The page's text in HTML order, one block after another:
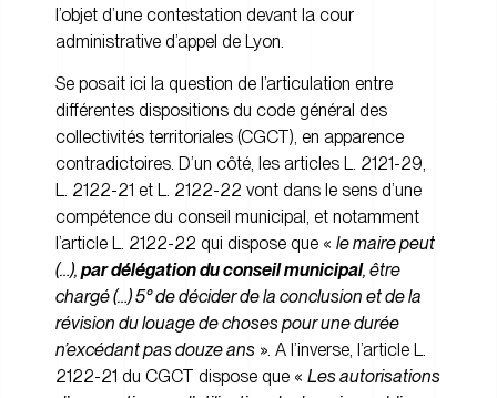
l’objet d’une contestation devant la cour
administrative d’appel de Lyon.
Se posait ici la question de l’articulation entre
différentes dispositions du code général des
collectivités territoriales (CGCT), en apparence
contradictoires. D’un côté, les articles L. 2121-29,
L. 2122-21 et L. 2122-22 vont dans le sens d’une
compétence du conseil municipal, et notamment
l’article L. 2122-22 qui dispose que « le maire peut
(…), par délégation du conseil municipal, être
chargé (…) 5° de décider de la conclusion et de la
révision du louage de choses pour une durée
n’excédant pas douze ans ». A l’inverse, l’article L.
2122-21 du CGCT dispose que « Les autorisations